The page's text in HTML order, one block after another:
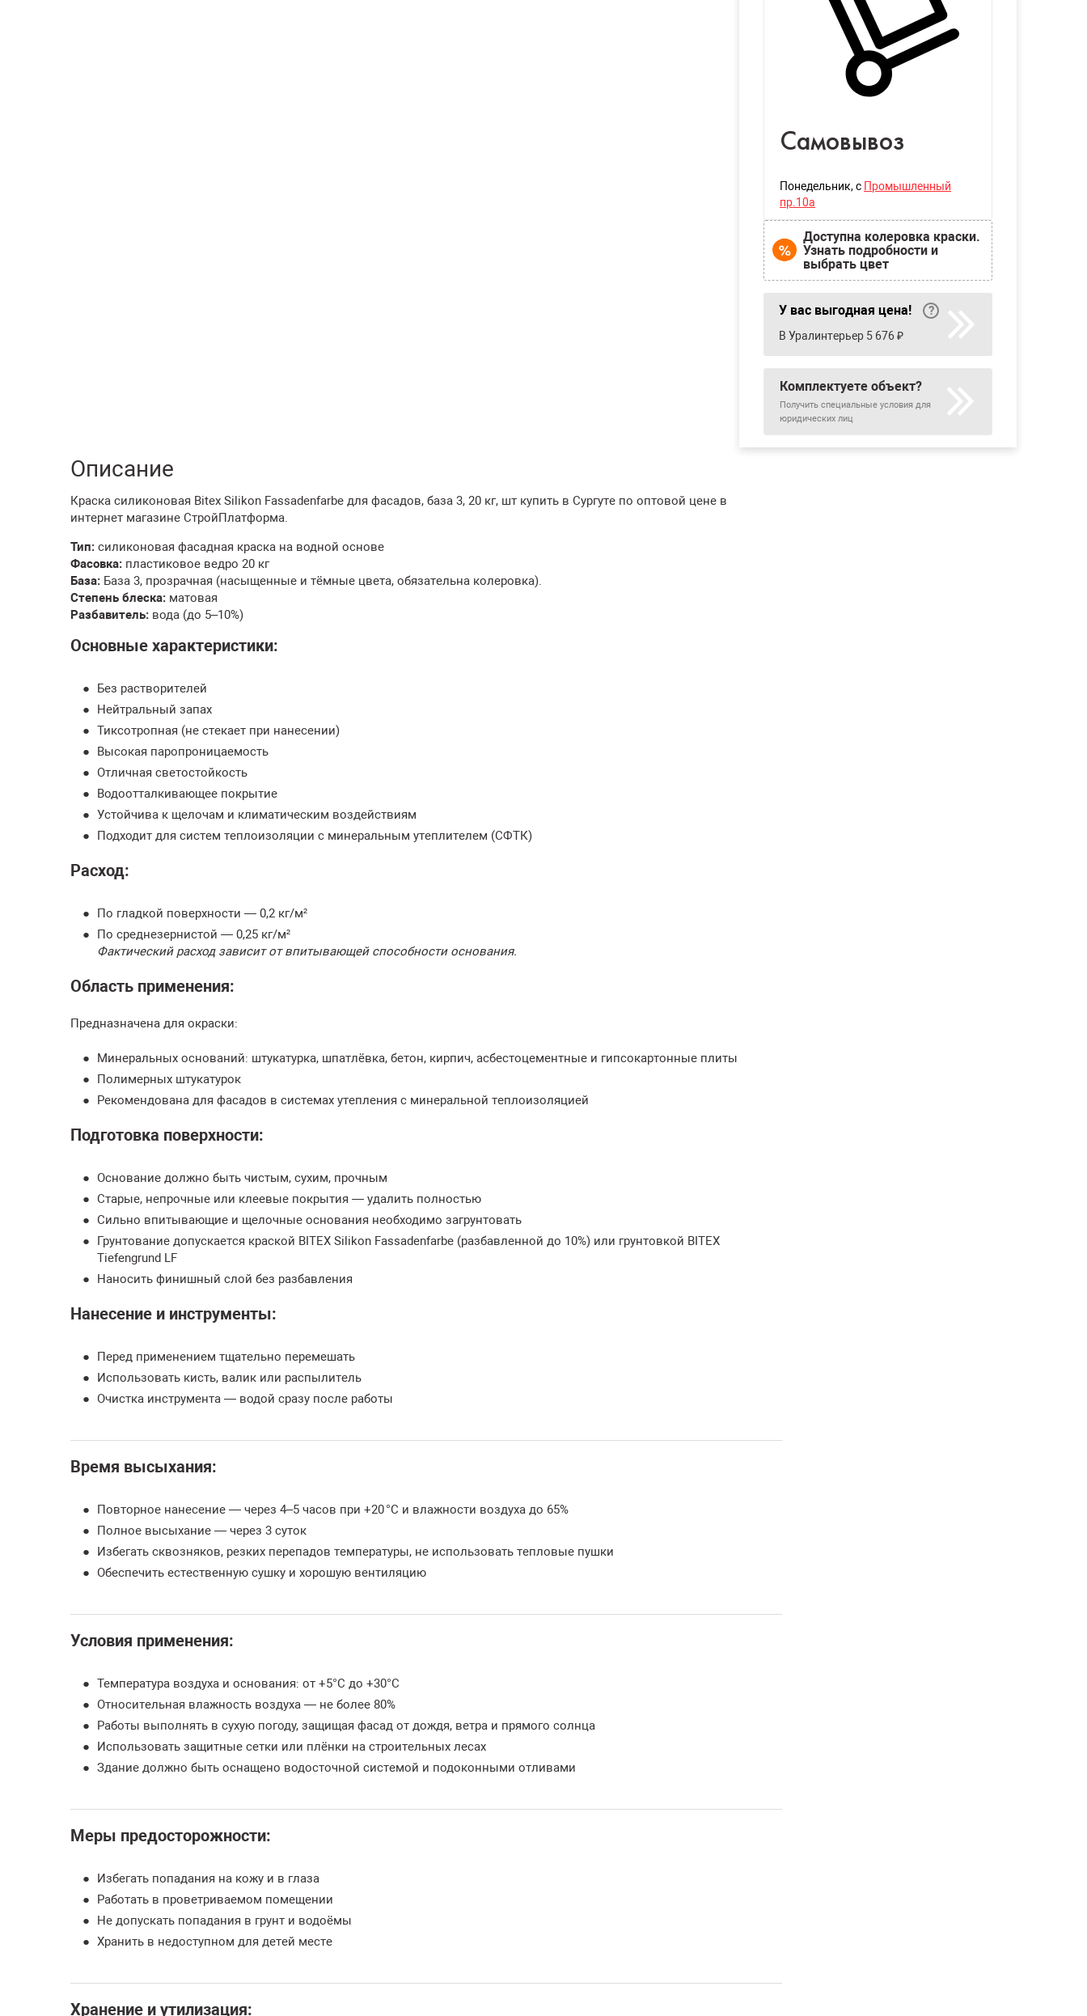
Самовывоз
Понедельник, с Промышленный
пр.10а
Доступна колеровка краски.
Узнать подробности и
выбрать цвет
У вас выгодная цена!
В Уралинтерьер 5 676 ₽
Комплектуете объект?
Получить специальные условия для
юридических лиц
Описание
Краска силиконовая Bitex Silikon Fassadenfarbe для фасадов, база 3, 20 кг, шт купить в Сургуте по оптовой цене в
интернет магазине СтройПлатформа.
Тип: силиконовая фасадная краска на водной основе
Фасовка: пластиковое ведро 20 кг
База: База 3, прозрачная (насыщенные и тёмные цвета, обязательна колеровка).
Степень блеска: матовая
Разбавитель: вода (до 5–10%)
Основные характеристики:
Без растворителей
Нейтральный запах
Тиксотропная (не стекает при нанесении)
Высокая паропроницаемость
Отличная светостойкость
Водоотталкивающее покрытие
Устойчива к щелочам и климатическим воздействиям
Подходит для систем теплоизоляции с минеральным утеплителем (СФТК)
Расход:
По гладкой поверхности — 0,2 кг/м²
По среднезернистой — 0,25 кг/м²
Фактический расход зависит от впитывающей способности основания.
Область применения:
Предназначена для окраски:
Минеральных оснований: штукатурка, шпатлёвка, бетон, кирпич, асбестоцементные и гипсокартонные плиты
Полимерных штукатурок
Рекомендована для фасадов в системах утепления с минеральной теплоизоляцией
Подготовка поверхности:
Основание должно быть чистым, сухим, прочным
Старые, непрочные или клеевые покрытия — удалить полностью
Сильно впитывающие и щелочные основания необходимо загрунтовать
Грунтование допускается краской BITEX Silikon Fassadenfarbe (разбавленной до 10%) или грунтовкой BITEX
Tiefengrund LF
Наносить финишный слой без разбавления
Нанесение и инструменты:
Перед применением тщательно перемешать
Использовать кисть, валик или распылитель
Очистка инструмента — водой сразу после работы
Время высыхания:
Повторное нанесение — через 4–5 часов при +20 °C и влажности воздуха до 65%
Полное высыхание — через 3 суток
Избегать сквозняков, резких перепадов температуры, не использовать тепловые пушки
Обеспечить естественную сушку и хорошую вентиляцию
Условия применения:
Температура воздуха и основания: от +5°C до +30°C
Относительная влажность воздуха — не более 80%
Работы выполнять в сухую погоду, защищая фасад от дождя, ветра и прямого солнца
Использовать защитные сетки или плёнки на строительных лесах
Здание должно быть оснащено водосточной системой и подоконными отливами
Меры предосторожности:
Избегать попадания на кожу и в глаза
Работать в проветриваемом помещении
Не допускать попадания в грунт и водоёмы
Хранить в недоступном для детей месте
Хранение и утилизация: